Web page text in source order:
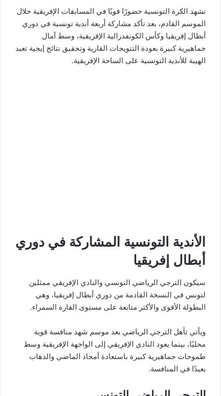
تشهد الكرة التونسية حضورًا قويًا في المسابقات الإفريقية خلال
الموسم القادم، بعد تأكد مشاركة أربعة أندية تونسية في دوري
أبطال إفريقيا وكأس الكونفدرالية الإفريقية، وسط آمال
جماهيرية كبيرة بعودة التتويجات القارية وتحقيق نتائج إيجية تعيد
الهيبة للأندية التونسية على الساحة الإفريقية.
الأندية التونسية المشاركة في دوري
أبطال إفريقيا
سيكون الترجي الرياضي التونسي والنادي الإفريقي ممثلين
لتونس في النسخة القادمة من دوري أبطال إفريقيا، وهي
البطولة الأقوى والأكثر متابعة على مستوى القارة السمراء.
ويأتي تأهل الترجي الرياضي بعد موسم شهد منافسة قوية
محليًا، بينما يعود النادي الإفريقي إلى الواجهة الإفريقية وسط
طموحات جماهيرية كبيرة باستعادة أمجاد الماضي والذهاب
بعيدًا في المنافسة.